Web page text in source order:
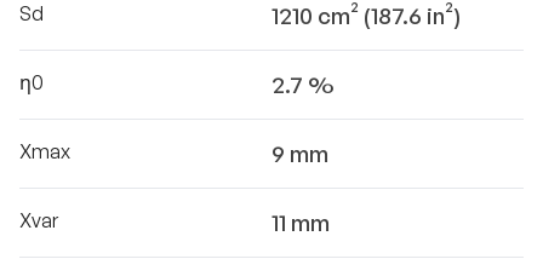
Sd 1210 cm² (187.6 in²)
η0 2.7 %
Xmax 9 mm
Xvar 11 mm